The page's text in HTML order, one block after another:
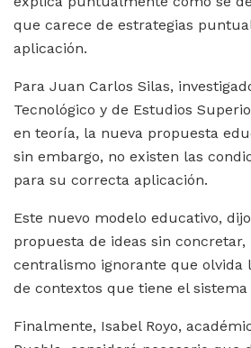
que carece de estrategias
aplicación.
Para Juan Carlos Silas,
Tecnológico y de Estudios
en teoría, la nueva propuesta
sin embargo, no existen las
para su correcta aplicación.
Este nuevo modelo educativo,
propuesta de ideas sin
centralismo ignorante que olvida
de contextos que tiene el
Finalmente, Isabel Royo,